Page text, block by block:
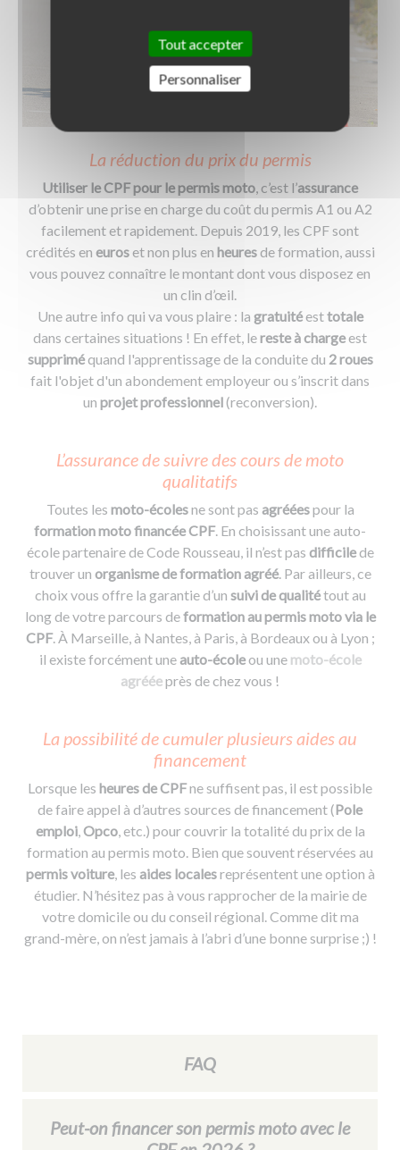
La réduction du prix du permis
Utiliser le CPF pour le permis moto, c’est l’assurance
d’obtenir une prise en charge du coût du permis A1 ou A2
facilement et rapidement. Depuis 2019, les CPF sont
crédités en euroset non plus en heures de formation, aussi
vous pouvez connaître le montant dont vous disposez en
un clin d’œil.
Une autre info qui va vous plaire : la gratuitéesttotale
dans certaines situations ! En effet, lereste à chargeest
suppriméquand l'apprentissage de la conduite du 2 roues
fait l'objet d'un abondement employeur ou s’inscrit dans
un projet professionnel(reconversion).
L’assurance de suivre des cours de moto
qualitatifs
Toutes les moto-écolesne sont pas agrééespour la
formation moto financée CPF. En choisissant une auto-
école partenaire de Code Rousseau, il n’est pas difficilede
trouver un organisme de formationagréé. Par ailleurs, ce
choix vous offre la garantie d’un suivi de qualitétout au
long de votre parcours deformation au permis moto via le
CPF. À Marseille, à Nantes, à Paris, à Bordeaux ou à Lyon ;
il existe forcément uneauto-écoleou une moto-école
agrééeprès de chez vous !
La possibilité de cumuler plusieurs aides au
financement
Lorsque les heures de CPFne suffisent pas, il est possible
de faire appel à d’autres sources de financement (Pole
emploi,Opco, etc.) pour couvrir la totalité du prix de la
formation au permis moto. Bien que souvent réservées au
permis voiture, les aides localesreprésentent une option à
étudier. N’hésitez pas à vous rapprocher de la mairie de
votre domicile ou du conseil régional. Comme dit ma
grand-mère, on n’est jamais à l’abri d’une bonne surprise ;) !
FAQ
Peut-on financer son permis moto avec le
Tout accepter
Personnaliser